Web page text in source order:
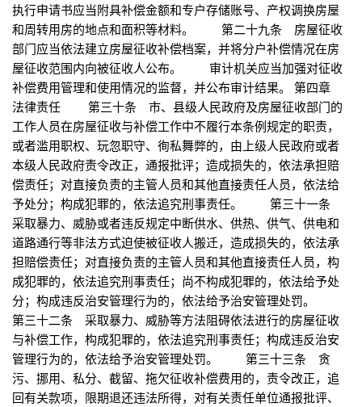
执行申请书应当附具补偿金额和专户存储账号、产权调换房屋
和周转用房的地点和面积等材料。 第二十九条 房屋征收
部门应当依法建立房屋征收补偿档案，并将分户补偿情况在房
屋征收范围内向被征收人公布。 审计机关应当加强对征收
补偿费用管理和使用情况的监督，并公布审计结果。 第四章
法律责任 第三十条 市、县级人民政府及房屋征收部门的
工作人员在房屋征收与补偿工作中不履行本条例规定的职责，
或者滥用职权、玩忽职守、徇私舞弊的，由上级人民政府或者
本级人民政府责令改正，通报批评；造成损失的，依法承担赔
偿责任；对直接负责的主管人员和其他直接责任人员，依法给
予处分；构成犯罪的，依法追究刑事责任。 第三十一条
采取暴力、威胁或者违反规定中断供水、供热、供气、供电和
道路通行等非法方式迫使被征收人搬迁，造成损失的，依法承
担赔偿责任；对直接负责的主管人员和其他直接责任人员，构
成犯罪的，依法追究刑事责任；尚不构成犯罪的，依法给予处
分；构成违反治安管理行为的，依法给予治安管理处罚。
第三十二条 采取暴力、威胁等方法阻碍依法进行的房屋征收
与补偿工作，构成犯罪的，依法追究刑事责任；构成违反治安
管理行为的，依法给予治安管理处罚。 第三十三条 贪
污、挪用、私分、截留、拖欠征收补偿费用的，责令改正，追
回有关款项，限期退还违法所得，对有关责任单位通报批评、